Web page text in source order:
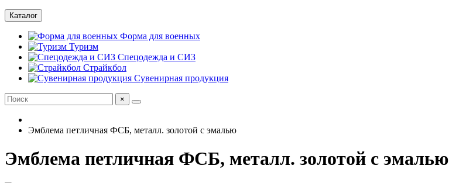
Каталог
Форма для военных
Туризм
Спецодежда и СИЗ
Страйкбол
Сувенирная продукция
×
Эмблема петличная ФСБ, металл. золотой с эмалью
Эмблема петличная ФСБ, металл. золотой с эмалью